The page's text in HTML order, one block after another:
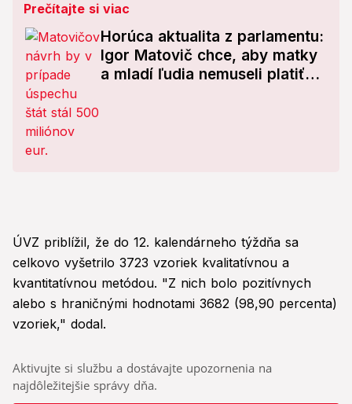
Prečítajte si viac
Horúca aktualita z parlamentu:
Igor Matovič chce, aby matky
a mladí ľudia nemuseli platiť
ÚVZ priblížil, že do 12. kalendárneho týždňa sa
celkovo vyšetrilo 3723 vzoriek kvalitatívnou a
kvantitatívnou metódou. "Z nich bolo pozitívnych
alebo s hraničnými hodnotami 3682 (98,90 percenta)
vzoriek," dodal.
Aktivujte si službu a dostávajte upozornenia na
najdôležitejšie správy dňa.